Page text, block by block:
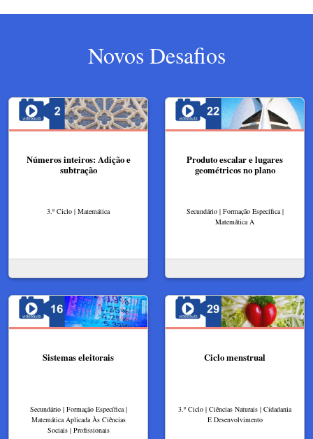
Novos Desafios
Números inteiros: Adição e
subtração
3.º Ciclo | Matemática
Produto escalar e lugares
geométricos no plano
Secundário | Formação Específica |
Matemática A
Sistemas eleitorais
Secundário | Formação Específica |
Matemática Aplicada Às Ciências
Sociais | Profissionais
Ciclo menstrual
3.º Ciclo | Ciências Naturais | Cidadania
E Desenvolvimento